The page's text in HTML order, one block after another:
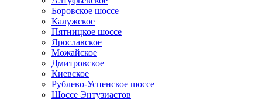
Боровское шоссе
Калужское
Пятницкое шоссе
Ярославское
Можайское
Дмитровское
Киевское
Рублево-Успенское шоссе
Шоссе Энтузиастов